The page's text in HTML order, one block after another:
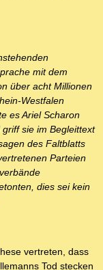
mit dem
über acht Millionen
Westfalen
es Ariel Scharon
sie im Begleittext
des Faltblatts
Parteien
dies sei kein
vertreten, dass
Tod stecken